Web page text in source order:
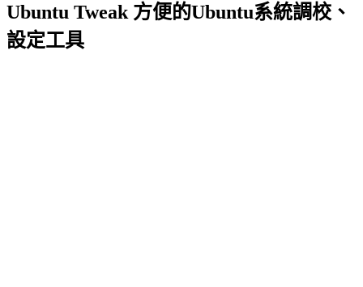
Ubuntu Tweak 方便的Ubuntu系統調校、
設定工具